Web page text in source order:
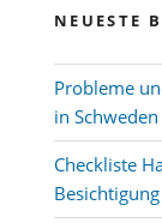
NEUESTE
Probleme
in Schweden
Checkliste